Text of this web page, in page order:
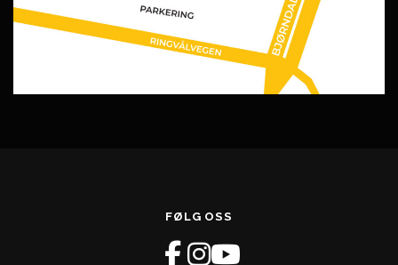
FØLG OSS